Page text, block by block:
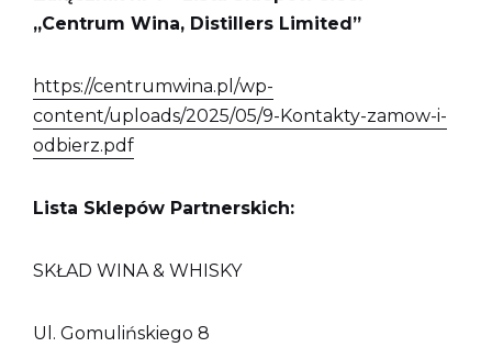
„Centrum Wina, Distillers Limited”
https://centrumwina.pl/wp-
content/uploads/2025/05/9-Kontakty-zamow-i-
odbierz.pdf
Lista Sklepów Partnerskich:
SKŁAD WINA & WHISKY
Ul. Gomulińskiego 8